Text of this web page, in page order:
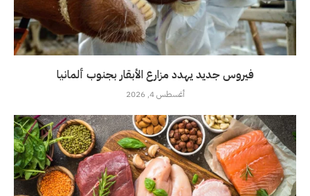
فيروس جديد يهدد مزارع الأبقار بجنوب ألمانيا
أغسطس 4, 2026